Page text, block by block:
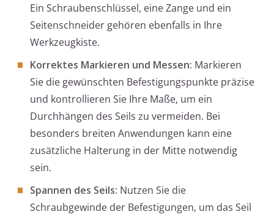
Ein Schraubenschlüssel, eine Zange und ein
Seitenschneider gehören ebenfalls in Ihre
Werkzeugkiste.
Korrektes Markieren und Messen: Markieren
Sie die gewünschten Befestigungspunkte präzise
und kontrollieren Sie Ihre Maße, um ein
Durchhängen des Seils zu vermeiden. Bei
besonders breiten Anwendungen kann eine
zusätzliche Halterung in der Mitte notwendig
sein.
Spannen des Seils: Nutzen Sie die
Schraubgewinde der Befestigungen, um das Seil